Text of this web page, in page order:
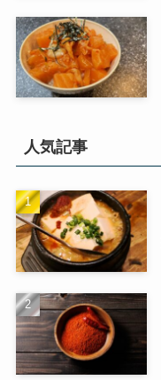
人気記事